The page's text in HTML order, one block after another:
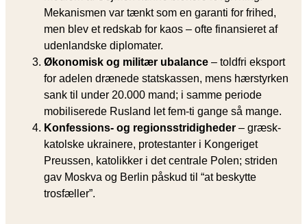
Mekanismen var tænkt som en garanti for frihed,
men blev et redskab for kaos – ofte finansieret af
udenlandske diplomater.
Økonomisk og militær ubalance – toldfri eksport
for adelen drænede statskassen, mens hærstyrken
sank til under 20.000 mand; i samme periode
mobiliserede Rusland let fem-ti gange så mange.
Konfessions- og regionsstridigheder – græsk-
katolske ukrainere, protestanter i Kongeriget
Preussen, katolikker i det centrale Polen; striden
gav Moskva og Berlin påskud til “at beskytte
trosfæller”.